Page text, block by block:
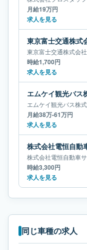
月給19万円
求人を見る
東京富士交通株式会社
時給1,700円
求人を見る
エムケイ観光バス株
月給38万-61万円
求人を見る
株式会社電恒自動車
時給3,300円
求人を見る
同じ車種の求人